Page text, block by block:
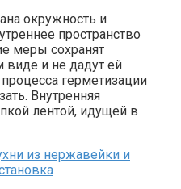
окружность и
пространство
меры сохранят
и не дадут ей
герметизации
Внутренняя
лентой, идущей в